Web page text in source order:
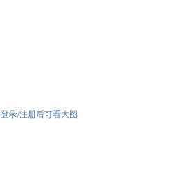
登录/注册后可看大图